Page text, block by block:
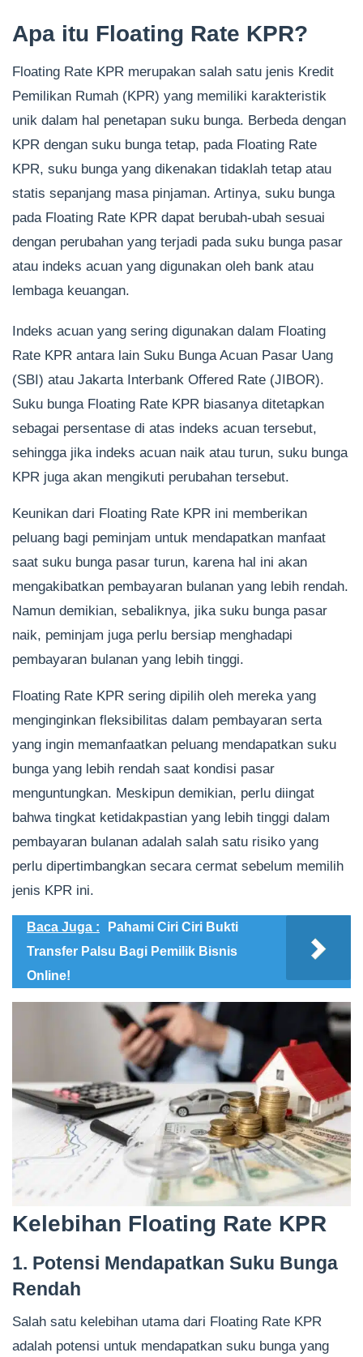
Apa itu Floating Rate KPR?
Floating Rate KPR merupakan salah satu jenis Kredit
Pemilikan Rumah (KPR) yang memiliki karakteristik
unik dalam hal penetapan suku bunga. Berbeda dengan
KPR dengan suku bunga tetap, pada Floating Rate
KPR, suku bunga yang dikenakan tidaklah tetap atau
statis sepanjang masa pinjaman. Artinya, suku bunga
pada Floating Rate KPR dapat berubah-ubah sesuai
dengan perubahan yang terjadi pada suku bunga pasar
atau indeks acuan yang digunakan oleh bank atau
lembaga keuangan.
Indeks acuan yang sering digunakan dalam Floating
Rate KPR antara lain Suku Bunga Acuan Pasar Uang
(SBI) atau Jakarta Interbank Offered Rate (JIBOR).
Suku bunga Floating Rate KPR biasanya ditetapkan
sebagai persentase di atas indeks acuan tersebut,
sehingga jika indeks acuan naik atau turun, suku bunga
KPR juga akan mengikuti perubahan tersebut.
Keunikan dari Floating Rate KPR ini memberikan
peluang bagi peminjam untuk mendapatkan manfaat
saat suku bunga pasar turun, karena hal ini akan
mengakibatkan pembayaran bulanan yang lebih rendah.
Namun demikian, sebaliknya, jika suku bunga pasar
naik, peminjam juga perlu bersiap menghadapi
pembayaran bulanan yang lebih tinggi.
Floating Rate KPR sering dipilih oleh mereka yang
menginginkan fleksibilitas dalam pembayaran serta
yang ingin memanfaatkan peluang mendapatkan suku
bunga yang lebih rendah saat kondisi pasar
menguntungkan. Meskipun demikian, perlu diingat
bahwa tingkat ketidakpastian yang lebih tinggi dalam
pembayaran bulanan adalah salah satu risiko yang
perlu dipertimbangkan secara cermat sebelum memilih
jenis KPR ini.
Baca Juga :
Pahami Ciri Ciri Bukti
Transfer Palsu Bagi Pemilik Bisnis
Online!
Kelebihan Floating Rate KPR
1. Potensi Mendapatkan Suku Bunga
Rendah
Salah satu kelebihan utama dari Floating Rate KPR
adalah potensi untuk mendapatkan suku bunga yang